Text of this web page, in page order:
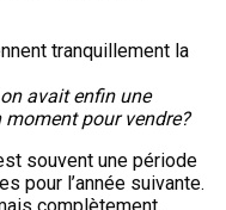
tranquillement la
avait enfin une
moment pour vendre?
souvent une période
pour l’année suivante.